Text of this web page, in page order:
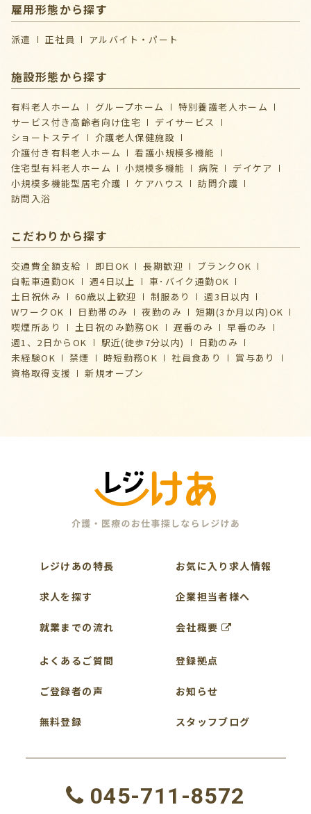
雇用形態から探す
派遣 正社員 アルバイト・パート
施設形態から探す
有料老人ホーム グループホーム
特別養護老人ホーム
サービス付き高齢者向け住宅
デイサービス
ショートステイ
介護⽼⼈保健施設
介護付き有料老人ホーム
看護小規模多機能
住宅型有料老人ホーム
小規模多機能 病院
デイケア
⼩規模多機能型居宅介護
ケアハウス
訪問介護
訪問入浴
こだわりから探す
交通費全額支給 即日OK 長期歓迎
ブランクOK
自転車通勤OK
週4日以上
車･バイク通勤OK
土日祝休み
60歳以上歓迎 制服あり
週3日以内
WワークOK
日勤帯のみ 夜勤のみ
短期(3か月以内)OK
喫煙所あり
土日祝のみ勤務OK 遅番のみ
早番のみ
週1、2日からOK
駅近(徒歩7分以内)
日勤のみ
未経験OK
禁煙 時短勤務OK 社員食あり
賞与あり
資格取得支援
新規オープン
レジけあの特長
求人を探す
就業までの流れ
よくあるご質問
ご登録者の声
無料登録
お気に入り求人情報
企業担当者様へ
会社概要
登録拠点
お知らせ
スタッフブログ
045-711-8572